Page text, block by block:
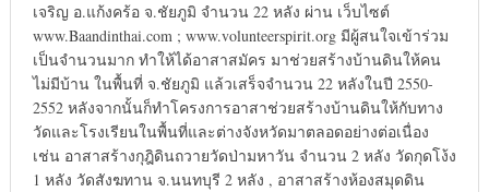
เจริญ อ.แก้งคร้อ จ.ชัยภูมิ จำนวน 22 หลัง ผ่าน เว็บไซต์
www.Baandinthai.com ; www.volunteerspirit.org มีผู้สนใจเข้าร่วม
เป็นจำนวนมาก ทำให้ได้อาสาสมัคร มาช่วยสร้างบ้านดินให้คน
ไม่มีบ้าน ในพื้นที่ จ.ชัยภูมิ แล้วเสร็จจำนวน 22 หลังในปี 2550-
2552 หลังจากนั้นก็ทำโครงการอาสาช่วยสร้างบ้านดินให้กับทาง
วัดและโรงเรียนในพื้นที่และต่างจังหวัดมาตลอดอย่างต่อเนื่อง
เช่น อาสาสร้างกุฎิดินถวายวัดป่ามหาวัน จำนวน 2 หลัง วัดกุดโง้ง
1 หลัง วัดสังฆทาน จ.นนทบุรี 2 หลัง , อาสาสร้างห้องสมุดดิน